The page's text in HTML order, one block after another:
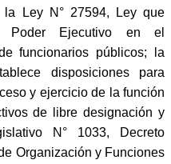
la Ley N° 27594, Ley que
Poder Ejecutivo en el
funcionarios públicos; la
disposiciones para
y ejercicio de la función
de libre designación y
N° 1033, Decreto
Organización y Funciones